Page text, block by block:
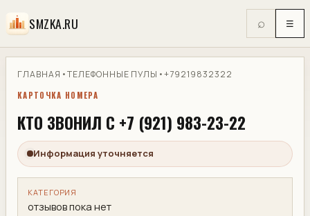
SMZKA.RU ⌕ ☰
ГЛАВНАЯ •ТЕЛЕФОННЫЕ ПУЛЫ •+79219832322
КАРТОЧКА НОМЕРА
КТО ЗВОНИЛ С +7 (921) 983-23-22
Информация уточняется
КАТЕГОРИЯ
отзывов пока нет